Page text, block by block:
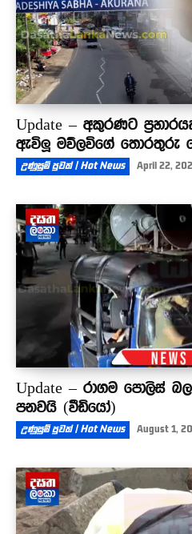
Update – අකුරණට
ඇවිලූ මව්ලවිගේ තොරතුරු
උණුසුම් පුවත් | Hot News April 22,
Update – රාගම පොලිස්
පනවයි (වීඩියෝ)
උණුසුම් පුවත් | Hot News August 1,